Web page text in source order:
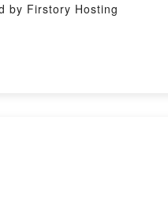
by Firstory Hosting